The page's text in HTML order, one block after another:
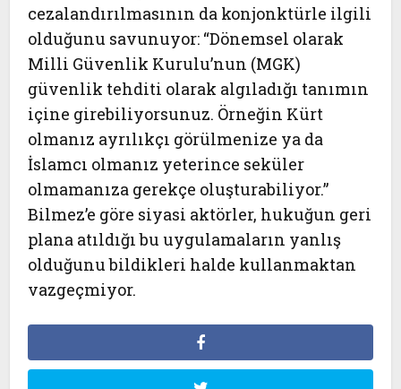
cezalandırılmasının da konjonktürle ilgili
olduğunu savunuyor: “Dönemsel olarak
Milli Güvenlik Kurulu’nun (MGK)
güvenlik tehditi olarak algıladığı tanımın
içine girebiliyorsunuz. Örneğin Kürt
olmanız ayrılıkçı görülmenize ya da
İslamcı olmanız yeterince seküler
olmamanıza gerekçe oluşturabiliyor.”
Bilmez’e göre siyasi aktörler, hukuğun geri
plana atıldığı bu uygulamaların yanlış
olduğunu bildikleri halde kullanmaktan
vazgeçmiyor.